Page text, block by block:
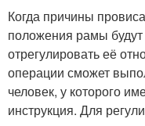
Когда причины
положения рамы
отрегулировать её
операции сможет
человек, у которого
инструкция. Для